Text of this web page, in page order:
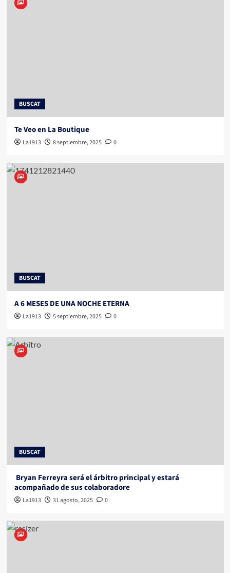
BUSCAT
Te Veo en La Boutique
La1913 8 septiembre, 2025 0
BUSCAT
A 6 MESES DE UNA NOCHE ETERNA
La1913 5 septiembre, 2025 0
BUSCAT
Bryan Ferreyra será el árbitro principal y estará
acompañado de sus colaboradore
La1913 31 agosto, 2025 0